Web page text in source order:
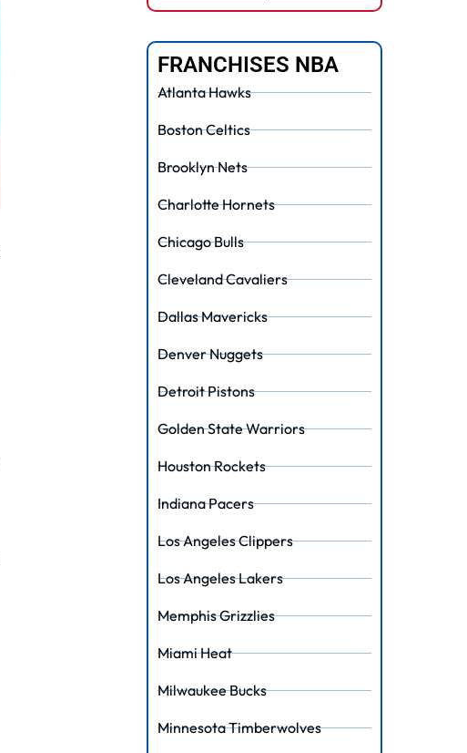
FRANCHISES NBA
Atlanta Hawks
Boston Celtics
Brooklyn Nets
Charlotte Hornets
Chicago Bulls
Cleveland Cavaliers
Dallas Mavericks
Denver Nuggets
Detroit Pistons
Golden State Warriors
Houston Rockets
Indiana Pacers
Los Angeles Clippers
Los Angeles Lakers
Memphis Grizzlies
Miami Heat
Milwaukee Bucks
Minnesota Timberwolves